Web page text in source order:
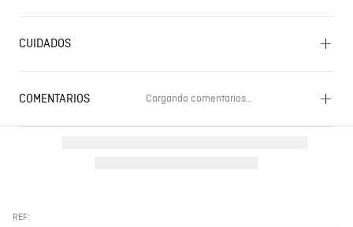
REF:
CUIDADOS
COMENTARIOS Cargando comentarios…
Cargando el resumen…